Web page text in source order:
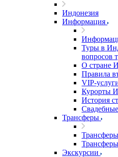
Индонезия
Информация
Туры в
вопросов
О стране
Правила
VIP-
Курорты
История
Трансферы
Трансферы
Экскурсии